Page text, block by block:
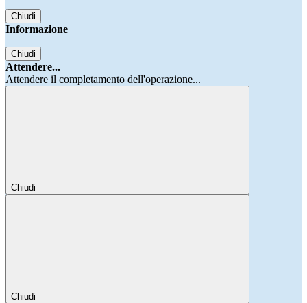
Chiudi
Informazione
Chiudi
Attendere...
Attendere il completamento dell'operazione...
Chiudi
Chiudi